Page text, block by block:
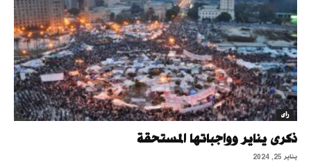
رأى
ذكرى يناير وواجباتها المستحقة
يناير 25, 2024